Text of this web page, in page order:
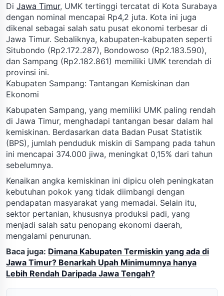
Di Jawa Timur, UMK tertinggi tercatat di Kota Surabaya
dengan nominal mencapai Rp4,2 juta. Kota ini juga
dikenal sebagai salah satu pusat ekonomi terbesar di
Jawa Timur. Sebaliknya, kabupaten-kabupaten seperti
Situbondo (Rp2.172.287), Bondowoso (Rp2.183.590),
dan Sampang (Rp2.182.861) memiliki UMK terendah di
provinsi ini.
Kabupaten Sampang: Tantangan Kemiskinan dan
Ekonomi
Kabupaten Sampang, yang memiliki UMK paling rendah
di Jawa Timur, menghadapi tantangan besar dalam hal
kemiskinan. Berdasarkan data Badan Pusat Statistik
(BPS), jumlah penduduk miskin di Sampang pada tahun
ini mencapai 374.000 jiwa, meningkat 0,15% dari tahun
sebelumnya.
Kenaikan angka kemiskinan ini dipicu oleh peningkatan
kebutuhan pokok yang tidak diimbangi dengan
pendapatan masyarakat yang memadai. Selain itu,
sektor pertanian, khususnya produksi padi, yang
menjadi salah satu penopang ekonomi daerah,
mengalami penurunan.
Baca juga: Dimana Kabupaten Termiskin yang ada di
Jawa Timur? Benarkah Upah Minimumnya hanya
Lebih Rendah Daripada Jawa Tengah?